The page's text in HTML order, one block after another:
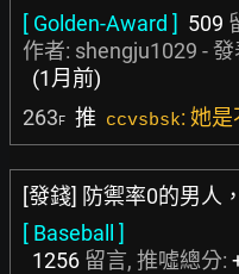
[ Golden-Award ] 509
作者: shengju1029 -
(1月前)
263F 推 ccvsbsk: 她
[發錢] 防禦率0的男人
[ Baseball ]
1256 留言, 推噓總分: